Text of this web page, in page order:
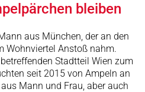
bleiben
aus München, der an den
Wohnviertel Anstoß nahm.
Stadtteil Wien zum
seit 2015 von Ampeln an
Mann und Frau, aber auch